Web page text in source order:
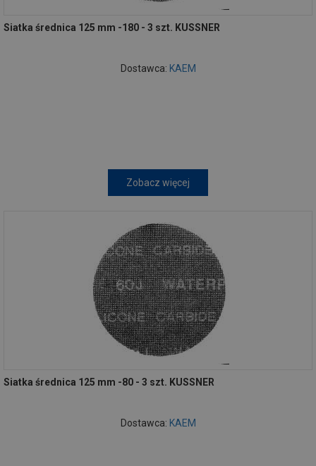
Siatka średnica 125 mm -180 - 3 szt. KUSSNER
Dostawca: KAEM
Zobacz więcej
Siatka średnica 125 mm -80 - 3 szt. KUSSNER
Dostawca: KAEM